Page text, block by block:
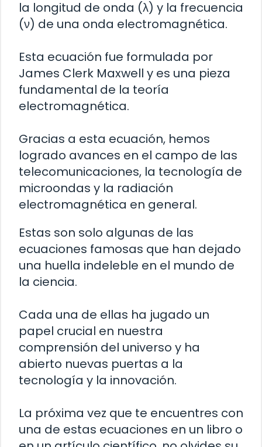
la longitud de onda (λ) y la frecuencia
(ν) de una onda electromagnética.
Esta ecuación fue formulada por
James Clerk Maxwell y es una pieza
fundamental de la teoría
electromagnética.
Gracias a esta ecuación, hemos
logrado avances en el campo de las
telecomunicaciones, la tecnología de
microondas y la radiación
electromagnética en general.
Estas son solo algunas de las
ecuaciones famosas que han dejado
una huella indeleble en el mundo de
la ciencia.
Cada una de ellas ha jugado un
papel crucial en nuestra
comprensión del universo y ha
abierto nuevas puertas a la
tecnología y la innovación.
La próxima vez que te encuentres con
una de estas ecuaciones en un libro o